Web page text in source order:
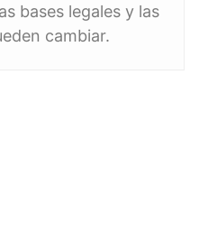
bases legales y las
cambiar.